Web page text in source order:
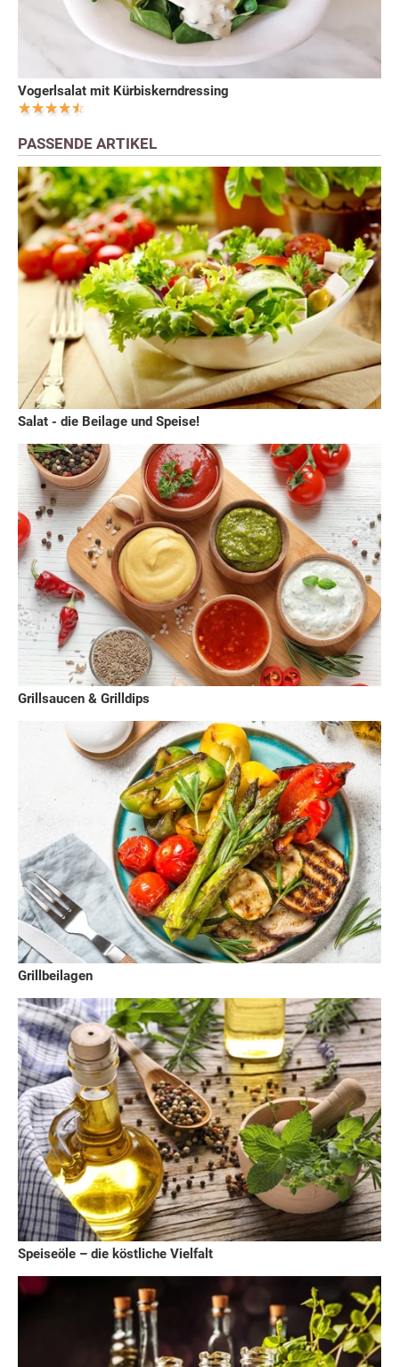
Vogerlsalat mit Kürbiskerndressing
PASSENDE ARTIKEL
Salat - die Beilage und Speise!
Grillsaucen & Grilldips
Grillbeilagen
Speiseöle – die köstliche Vielfalt